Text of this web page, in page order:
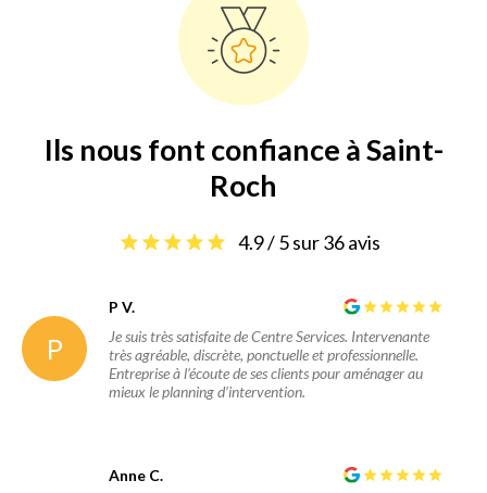
Ils nous font confiance à Saint-
Roch
4.9 / 5 sur 36 avis
P
P V.
Je suis très satisfaite de Centre Services. Intervenante
très agréable, discrète, ponctuelle et professionnelle.
Entreprise à l’écoute de ses clients pour aménager au
mieux le planning d’intervention.
Anne C.